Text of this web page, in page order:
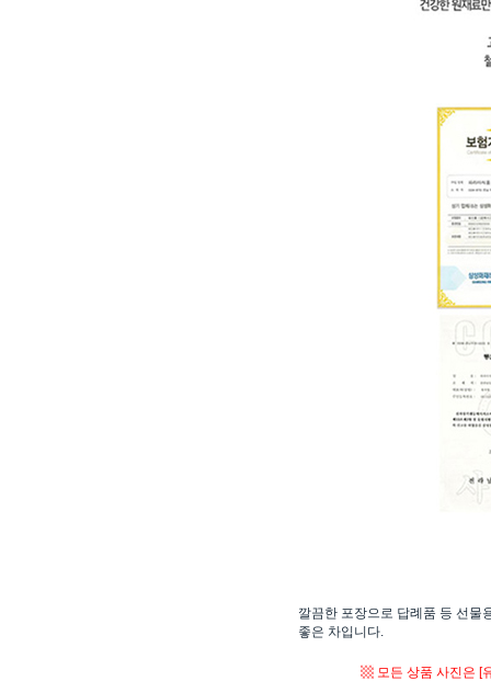
깔끔한 포장으로 답례품 등 선물
좋은 차입니다.
▩ 모든 상품 사진은 [